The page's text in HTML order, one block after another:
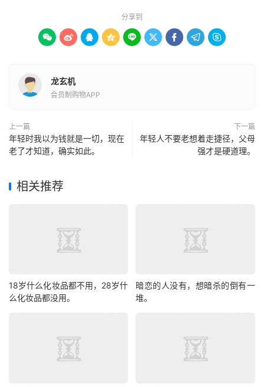
分享到
        
龙玄机
会员制购物APP
上一篇
年轻时我以为钱就是一切，现在
老了才知道，确实如此。
下一篇
年轻人不要老想着走捷径，父母
强才是硬道理。
相关推荐
18岁什么化妆品都不用，28岁什
么化妆品都没用。
暗恋的人没有，想暗杀的倒有一
堆。